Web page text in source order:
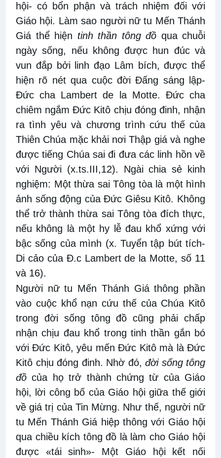
hội- có bổn phận và trách nhiệm đối với
Giáo hội. Làm sao người nữ tu Mến Thánh
Giá thể hiện tinh thần tông đồ qua chuỗi
ngày sống, nếu không được hun đúc và
vun đắp bởi linh đạo Lâm bích, được thể
hiện rõ nét qua cuộc đời Đấng sáng lập-
Đức cha Lambert de la Motte. Đức cha
chiêm ngắm Đức Kitô chịu đóng đinh, nhận
ra tình yêu và chương trình cứu thế của
Thiên Chúa mặc khải nơi Thập giá và nghe
được tiếng Chúa sai đi đưa các linh hồn về
với Người (x.ts.III,12). Ngài chia sẻ kinh
nghiệm: Một thừa sai Tông tòa là một hình
ảnh sống động của Đức Giêsu Kitô. Không
thể trở thành thừa sai Tông tòa đích thực,
nếu không là một hy lễ đau khổ xứng với
bậc sống của mình (x. Tuyển tập bút tích-
Di cảo của Đ.c Lambert de la Motte, số 11
và 16).
Người nữ tu Mến Thánh Giá thông phần
vào cuộc khổ nạn cứu thế của Chúa Kitô
trong đời sống tông đồ cũng phải chấp
nhận chịu đau khổ trong tinh thần gắn bó
với Đức Kitô, yêu mến Đức Kitô mà là Đức
Kitô chịu đóng đinh. Nhờ đó, đời sống tông
đồ của họ trở thành chứng từ của Giáo
hội, lời công bố của Giáo hội giữa thế giới
về giá trị của Tin Mừng. Như thế, người nữ
tu Mến Thánh Giá hiệp thông với Giáo hội
qua chiều kích tông đồ là làm cho Giáo hội
được «tái sinh»- Một Giáo hội kết nối